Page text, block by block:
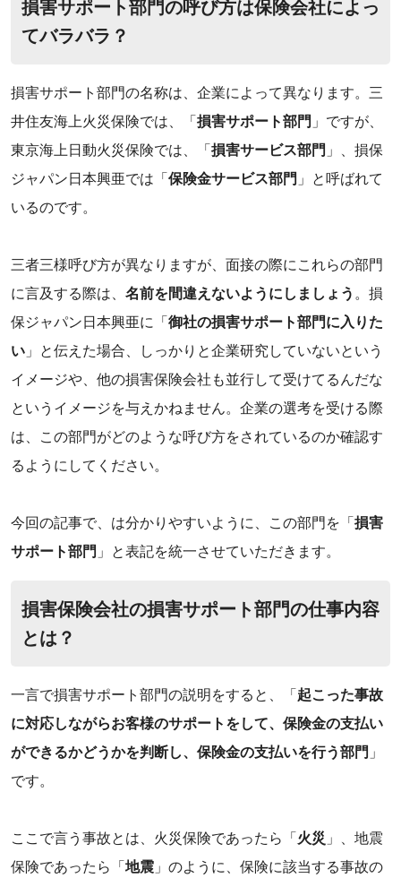
‌損害サポート部門の呼び方は保険会社によっ
てバラバラ？
損害サポート部門の名称は、企業によって異なります。三
井住友海上火災保険では、「 損害サポート部門 」ですが、
東京海上日動火災保険では、「 損害サービス部門 」、損保
ジャパン日本興亜では「 保険金サービス部門 」と呼ばれて
いるのです。
‌三者三様呼び方が異なりますが、‌面接の際にこれらの部門
に言及する際は、 名前を間違えないようにしましょう 。損
保ジャパン日本興亜に「 御社の損害サポート部門に入りた
い 」と伝えた場合、しっかりと企業研究していないという
イメージや、他の損害保険会社も並行して受けてるんだな
というイメージを与えかねません。企業の選考を受ける際
は、この部門がどのような呼び方をされているのか確認す
るようにしてください。
‌今回の記事で、は分かりやすいように、この部門を「 損害
サポート部門 」と表記を統一させていただきます。
損害保険会社の損害サポート部門の仕事内容
とは？
一言で損害サポート部門の説明をすると、「 起こった事故
に対応しながらお客様のサポートをして、保険金の支払い
ができるかどうかを判断し、保険金の支払いを行う部門 」
です。
‌ここで言う事故とは、火災保険であったら「 火災 」、地震
保険であったら「 地震 」のように、保険に該当する事故の